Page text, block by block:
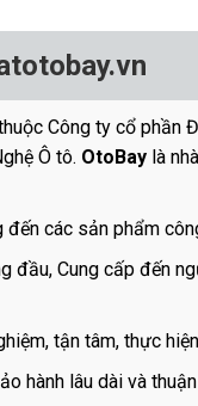
Công ty cổ phần
Ô tô. OtoBaylà
các sản phẩm
đầu, Cung cấp đến
tận tâm, thực
hành lâu dài và